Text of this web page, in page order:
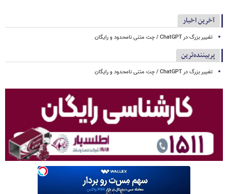
آخرین اخبار
تغییر بزرگ در ChatGPT / چت متنی نامحدود و رایگان
پربیننده‌ترین
تغییر بزرگ در ChatGPT / چت متنی نامحدود و رایگان